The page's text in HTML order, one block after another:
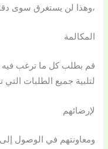
،وهذا لن يستغرق سوى
المكالمة
قم بطلب كل ما ترغب
لتلبية جميع الطلبات التي
لإرضائهم
ومعاونتهم في الوصول